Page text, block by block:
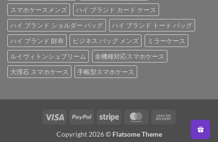
スマホケースメンズ
ハイ ブランド カード ケース
ハイ ブランド ショルダー バッグ
ハイ ブランド トート バッグ
ハイ ブランド 財布
ビジネス バッグ メンズ
ミラーケース
ルイヴィトンシュプリーム
全機種対応スマホケース
大理石 スマホケース
手帳型スマホケース
Visa PayPal Stripe MasterCard
Delivery
Copyright 2026 © Flatsome Theme